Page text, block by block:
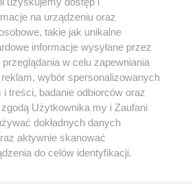
na urządzeniu oraz
takie jak unikalne
informacje wysyłane przez
w celu zapewniania
wybór spersonalizowanych
treści, badanie odbiorców oraz
zgodą Użytkownika my i Zaufani
dokładnych danych
aktywnie skanować
do celów identyfikacji.